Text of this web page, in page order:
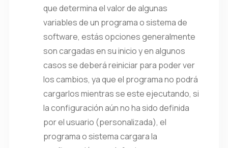
que determina el valor de algunas
variables de un programao sistema de
software, estás opciones generalmente
son cargadas en su inicio y en algunos
casos se deberá reiniciar para poder ver
los cambios, ya que el programa no podrá
cargarlos mientras se este ejecutando, si
la configuración aún no ha sido definida
por el usuario (personalizada), el
programa o sistema cargara la